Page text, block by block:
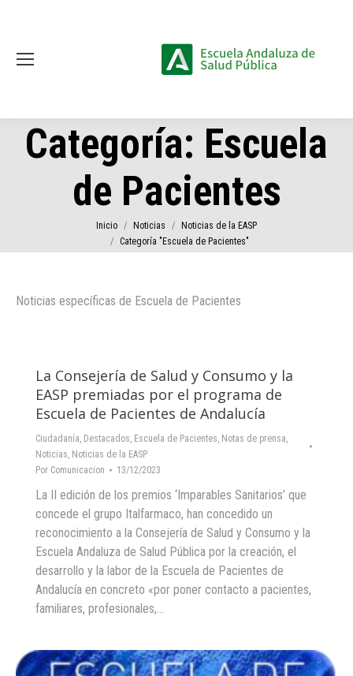
Categoría: Escuela
de Pacientes
Inicio Noticias
Noticias de la EASP
Categoría "Escuela de Pacientes"
Noticias específicas de Escuela de Pacientes
La Consejería de Salud y Consumo y la
EASP premiadas por el programa de
Escuela de Pacientes de Andalucía
Ciudadanía, Destacados, Escuela de Pacientes, Notas de prensa,
Noticias, Noticias de la EASP
Por Comunicacion 13/12/2023
La II edición de los premios ‘Imparables Sanitarios’ que
concede el grupo Italfarmaco, han concedido un
reconocimiento a la Consejería de Salud y Consumo y la
Escuela Andaluza de Salud Pública por la creación, el
desarrollo y la labor de la Escuela de Pacientes de
Andalucía en concreto «por poner contacto a pacientes,
familiares, profesionales,…